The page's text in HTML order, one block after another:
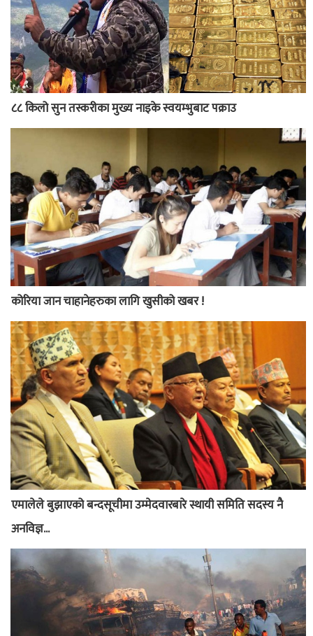
८८ किलो सुन तस्करीका मुख्य नाइके स्वयम्भुबाट पक्राउ
कोरिया जान चाहानेहरुका लागि खुसीको खबर !
एमालेले बुझाएको बन्दसूचीमा उम्मेदवारबारे स्थायी समिति सदस्य नै
अनविज्ञ...